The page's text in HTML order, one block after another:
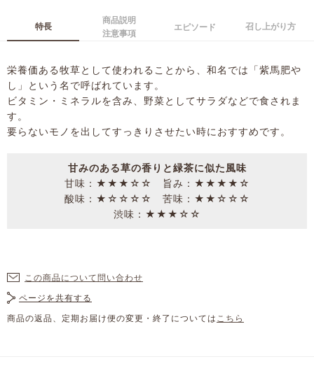
この商品について問い合わせ
ページを共有する
商品の返品、定期お届け便の変更・終了についてはこちら
特長
商品説明
注意事項
エピソード 召し上がり方
栄養価ある牧草として使われることから、和名では「紫馬肥や
し」という名で呼ばれています。
ビタミン・ミネラルを含み、野菜としてサラダなどで食されま
す。
要らないモノを出してすっきりさせたい時におすすめです。
甘みのある草の香りと緑茶に似た風味
甘味：★★★☆☆ 旨み：★★★★☆
酸味：★☆☆☆☆ 苦味：★★☆☆☆
渋味：★★★☆☆